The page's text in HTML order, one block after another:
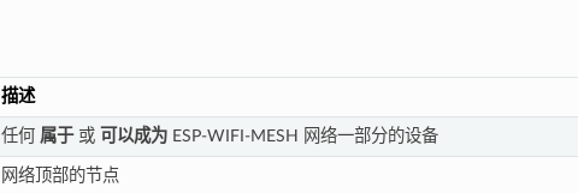
描述
任何 属于或 可以成为ESP-WIFI-MESH 网络一部分的设备
网络顶部的节点